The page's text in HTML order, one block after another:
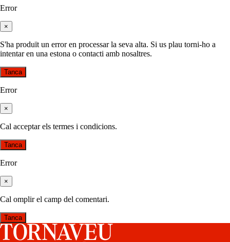
Error
×
S'ha produït un error en processar la seva alta. Si us plau torni-ho a
intentar en una estona o contacti amb nosaltres.
Tanca
Error
×
Cal acceptar els termes i condicions.
Tanca
Error
×
Cal omplir el camp del comentari.
Tanca